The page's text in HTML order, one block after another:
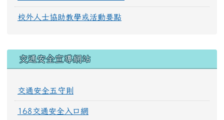
校外人士協助教學或活動要點
交通安全宣導網站
交通安全五守則
168交通安全入口網